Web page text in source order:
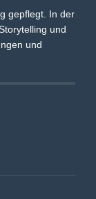
gepflegt. In der
und
und